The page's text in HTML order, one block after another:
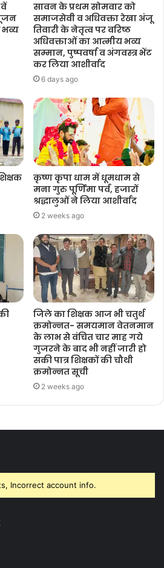
भव्य
सावन के प्रथम सोमवार को
समाजसेवी व अधिवक्ता रेखा अंजू
तिवारी के नेतृत्व पर वरिष्ठ
अधिवक्ताओं का आत्मीय भव्य
सम्मान, पुष्पवर्षा व अंगवस्त्र भेंट
कर लिया आशीर्वाद
6 days ago
कृष्ण कृपा धाम में धूमधाम से
मना गुरु पूर्णिमा पर्व, हजारों
श्रद्धालुओं ने लिया आशीर्वाद
2 weeks ago
जिले का शिक्षक आज भी चतुर्थ
क्रमोन्नत- समयमान वेतनमान
के लाभ से वंचित चार माह गये
गुजरने के बाद भी नहीं जारी हो
सकी पात्र शिक्षकों की चौथी
क्रमोन्नत सूची
2 weeks ago
Incorrect account info.